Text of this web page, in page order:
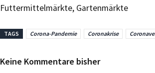
Futtermittelmärkte, Gartenmärkte
TAGS Corona-Pandemie Coronakrise
Keine Kommentare bisher